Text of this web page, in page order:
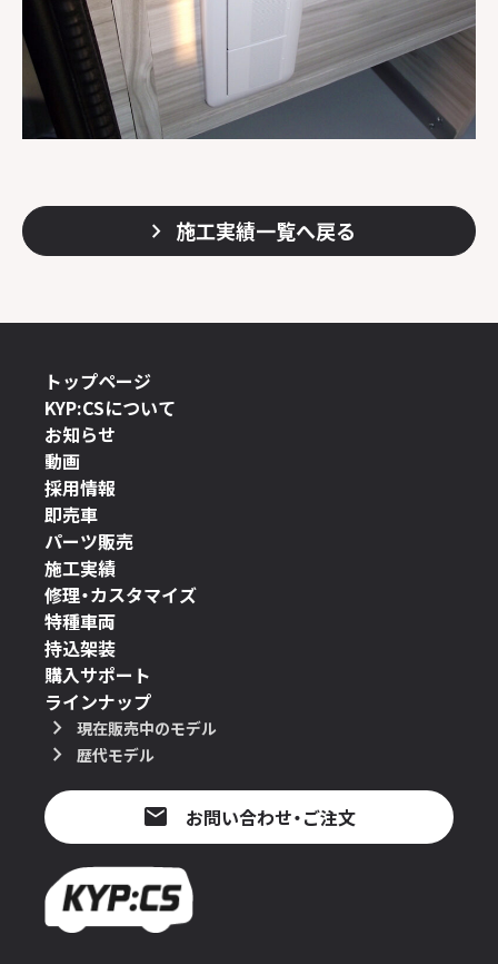
施工実績一覧へ戻る
トップページ
KYP:CSについて
お知らせ
動画
採用情報
即売車
パーツ販売
施工実績
修理・カスタマイズ
特種車両
持込架装
購入サポート
ラインナップ
現在販売中のモデル
歴代モデル
お問い合わせ・ご注文